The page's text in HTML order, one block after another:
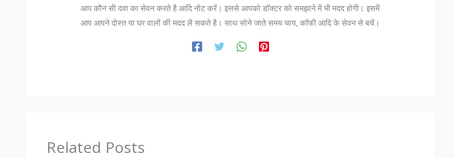
आप कौन सी दवा का सेवन करते है आदि नोट करें। इससे आपको डॉक्टर को समझाने में भी मदद होगी। इसमें
आप आपने दोस्त या घर वालों की मदद लें सकते है। साथ सोने जाते समय चाय, कॉफी आदि के सेवन से बचें।
Related Posts